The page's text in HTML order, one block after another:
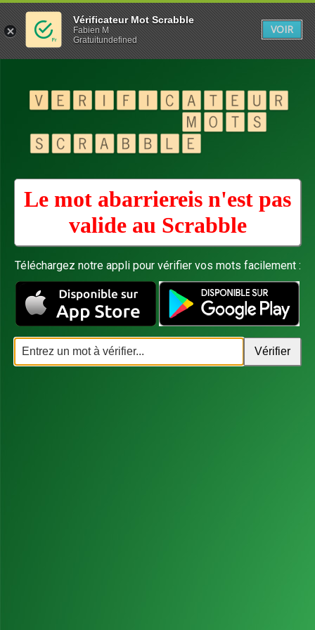
Le mot abarriereis n'est pas
valide au Scrabble
Téléchargez notre appli pour vérifier vos mots facilement :
Vérificateur Mot Scrabble
Fabien M
Gratuitundefined
VOIR